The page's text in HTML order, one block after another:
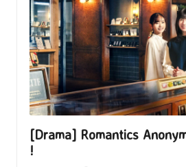
[Drama] Romantics
!